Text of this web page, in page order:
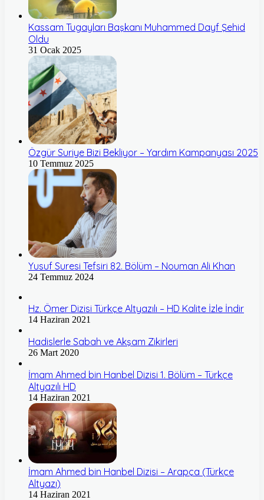
Kassam Tugayları Başkanı Muhammed Dayf Şehid
Oldu
31 Ocak 2025
Özgür Suriye Bizi Bekliyor – Yardım Kampanyası 2025
10 Temmuz 2025
Yusuf Suresi Tefsiri 82. Bölüm – Nouman Ali Khan
24 Temmuz 2024
Hz. Ömer Dizisi Türkçe Altyazılı – HD Kalite İzle İndir
14 Haziran 2021
Hadislerle Sabah ve Akşam Zikirleri
26 Mart 2020
İmam Ahmed bin Hanbel Dizisi 1. Bölüm – Türkçe
Altyazılı HD
14 Haziran 2021
İmam Ahmed bin Hanbel Dizisi – Arapça (Türkçe
Altyazı)
14 Haziran 2021